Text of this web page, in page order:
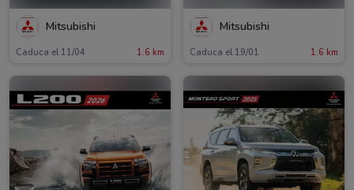
Mitsubishi
Caduca el 11/04 1.6 km
Mitsubishi
Caduca el 19/01 1.6 km